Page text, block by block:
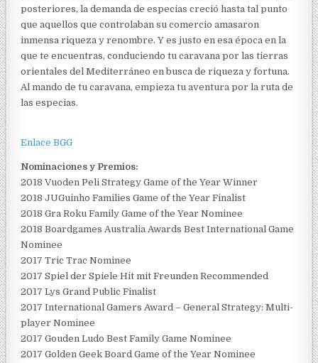
posteriores, la demanda de especias creció hasta tal punto
que aquellos que controlaban su comercio amasaron
inmensa riqueza y renombre. Y es justo en esa época en la
que te encuentras, conduciendo tu caravana por las tierras
orientales del Mediterráneo en busca de riqueza y fortuna.
Al mando de tu caravana, empieza tu aventura por la ruta de
las especias.
Enlace BGG
Nominaciones y Premios:
2018 Vuoden Peli Strategy Game of the Year Winner
2018 JUGuinho Families Game of the Year Finalist
2018 Gra Roku Family Game of the Year Nominee
2018 Boardgames Australia Awards Best International Game
Nominee
2017 Tric Trac Nominee
2017 Spiel der Spiele Hit mit Freunden Recommended
2017 Lys Grand Public Finalist
2017 International Gamers Award – General Strategy: Multi-
player Nominee
2017 Gouden Ludo Best Family Game Nominee
2017 Golden Geek Board Game of the Year Nominee